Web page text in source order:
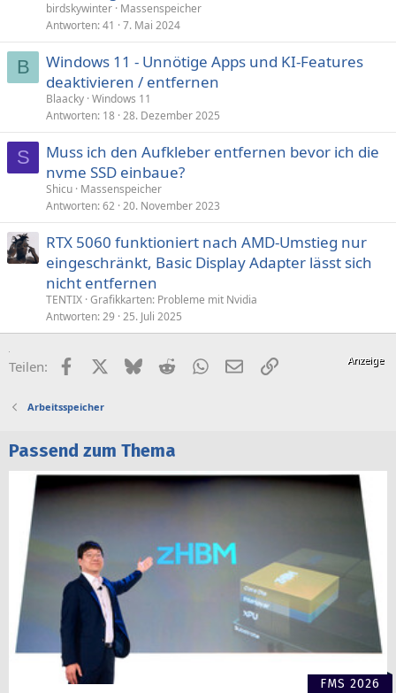
birdskywinter Massenspeicher
Antworten 41 7. Mai 2024
B
Windows 11 - Unnötige Apps und KI-Features
deaktivieren / entfernen
Blaacky Windows 11
Antworten 18 28. Dezember 2025
S
Muss ich den Aufkleber entfernen bevor ich die
nvme SSD einbaue?
Shicu Massenspeicher
Antworten 62 20. November 2023
RTX 5060 funktioniert nach AMD-Umstieg nur
eingeschränkt, Basic Display Adapter lässt sich
nicht entfernen
TENTIX Grafikkarten: Probleme mit Nvidia
Antworten 29 25. Juli 2025
Teilen: FacebookX (Twitter)
BlueskyRedditWhatsApp
E-MailLink
Arbeitsspeicher
Passend zum Thema
FMS 2026